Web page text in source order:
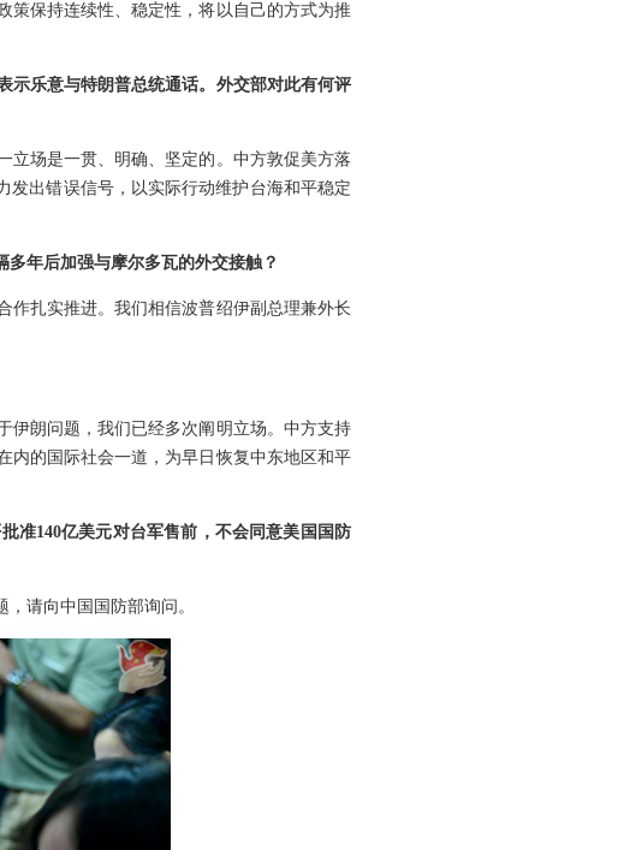
策保持连续性、稳定性，将以自己的方式为推
示乐意与特朗普总统通话。外交部对此有何评
立场是一贯、明确、坚定的。中方敦促美方落
发出错误信号，以实际行动维护台海和平稳定
年后加强与摩尔多瓦的外交接触？
作扎实推进。我们相信波普绍伊副总理兼外长
伊朗问题，我们已经多次阐明立场。中方支持
内的国际社会一道，为早日恢复中东地区和平
准140亿美元对台军售前，不会同意美国国防
请向中国国防部询问。